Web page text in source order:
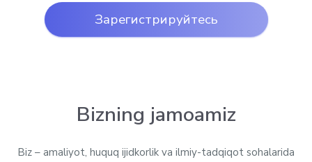
Зарегистрируйтесь
Bizning jamoamiz
Biz – amaliyot, huquq ijidkorlik va ilmiy-tadqiqot sohalarida